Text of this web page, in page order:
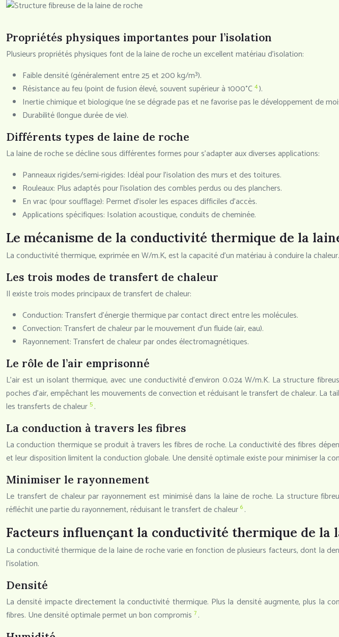
Propriétés physiques importantes pour l’isolation
Plusieurs propriétés physiques font de la laine de roche un excellent matériau d’isolation:
Faible densité (généralement entre 25 et 200 kg/m³).
Résistance au feu (point de fusion élevé, souvent supérieur à 1000°C 4).
Inertie chimique et biologique (ne se dégrade pas et ne favorise pas le développement de
Durabilité (longue durée de vie).
Différents types de laine de roche
La laine de roche se décline sous différentes formes pour s’adapter aux diverses applications:
Panneaux rigides/semi-rigides: Idéal pour l’isolation des murs et des toitures.
Rouleaux: Plus adaptés pour l’isolation des combles perdus ou des planchers.
En vrac (pour soufflage): Permet d’isoler les espaces difficiles d’accès.
Applications spécifiques: Isolation acoustique, conduits de cheminée.
Le mécanisme de la conductivité thermique de la
La conductivité thermique, exprimée en W/m.K, est la capacité d’un matériau à conduire la
Les trois modes de transfert de chaleur
Il existe trois modes principaux de transfert de chaleur:
Conduction: Transfert d’énergie thermique par contact direct entre les molécules.
Convection: Transfert de chaleur par le mouvement d’un fluide (air, eau).
Rayonnement: Transfert de chaleur par ondes électromagnétiques.
Le rôle de l’air emprisonné
L’air est un isolant thermique, avec une conductivité d’environ 0.024 W/m.K. La structure
poches d’air, empêchant les mouvements de convection et réduisant le transfert de chaleur.
les transferts de chaleur 5 .
La conduction à travers les fibres
La conduction thermique se produit à travers les fibres de roche. La conductivité des fibres
et leur disposition limitent la conduction globale. Une densité optimale existe pour minimiser la
Minimiser le rayonnement
Le transfert de chaleur par rayonnement est minimisé dans la laine de roche. La structure
réfléchit une partie du rayonnement, réduisant le transfert de chaleur 6 .
Facteurs influençant la conductivité thermique de la
La conductivité thermique de la laine de roche varie en fonction de plusieurs facteurs, dont la
l’isolation.
Densité
La densité impacte directement la conductivité thermique. Plus la densité augmente, plus la
fibres. Une densité optimale permet un bon compromis 7 .